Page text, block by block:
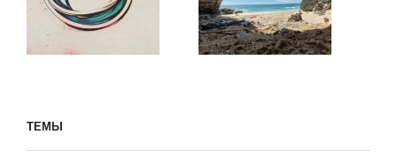
ТЕМЫ